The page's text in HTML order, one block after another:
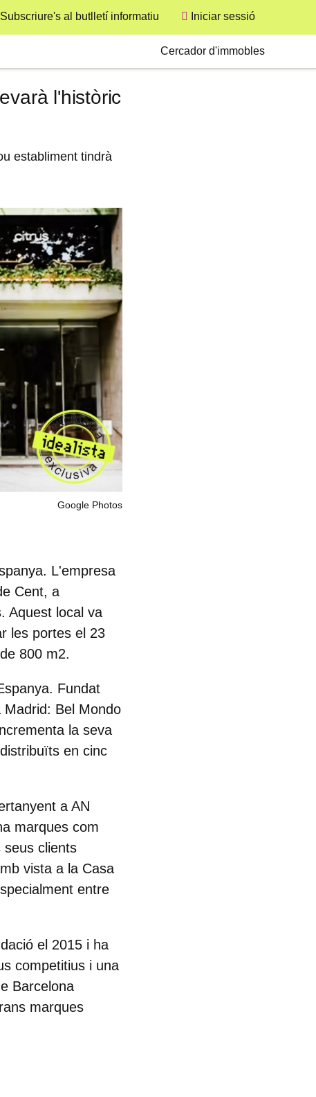
Subscriure's al butlletí informatiu
User
Iniciar sessió
Cercador d'immobles
l'històric
establiment tindrà
Google Photos
L'empresa
Cent, a
Aquest local va
les portes el 23
800 m2.
Fundat
Bel Mondo
la seva
en cinc
a AN
marques com
seus clients
vista a la Casa
entre
el 2015 i ha
competitius i una
Barcelona
marques